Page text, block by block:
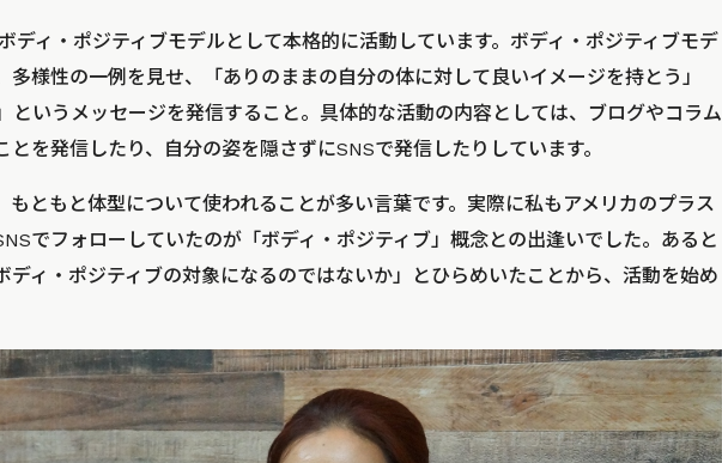
ディ・ポジティブモデルとして本格的に活動しています。ボディ・ポジティブモデ
多様性の一例を見せ、「ありのままの自分の体に対して良いイメージを持とう」
というメッセージを発信すること。具体的な活動の内容としては、ブログやコラム
を発信したり、自分の姿を隠さずにSNSで発信したりしています。
もともと体型について使われることが多い言葉です。実際に私もアメリカのプラス
でフォローしていたのが「ボディ・ポジティブ」概念との出逢いでした。あると
ディ・ポジティブの対象になるのではないか」とひらめいたことから、活動を始め